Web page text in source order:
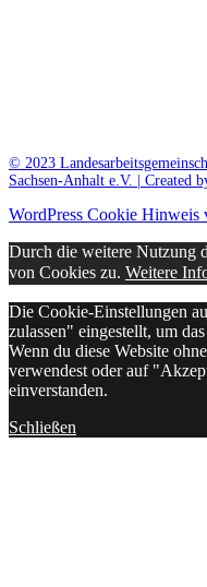
© 2023
Sachsen-Anhalt e.V. | Created
WordPress Cookie Hinweis
Durch die weitere Nutzung
von Cookies zu. Weitere
Die Cookie-Einstellungen
zulassen" eingestellt, um
Wenn du diese Website
verwendest oder auf
einverstanden.
Schließen